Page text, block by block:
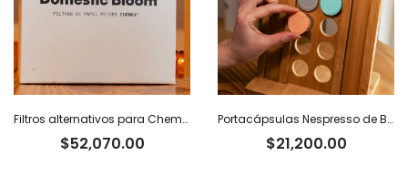
Filtros alternativos para Chemex x 100 u.
$52,070.00
Portacápsulas Nespresso de Bambú
$21,200.00